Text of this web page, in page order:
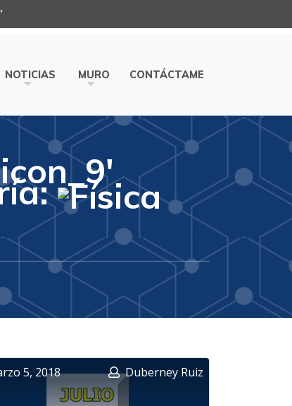
NOTICIAS MURO CONTÁCTAME
5, 2018 Duberney Ruiz